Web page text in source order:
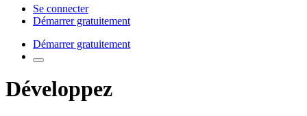
Se connecter
Démarrer gratuitement
Démarrer gratuitement
Développez